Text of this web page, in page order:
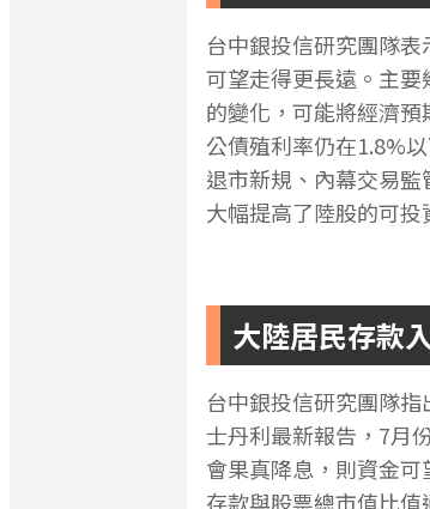
台中銀投信研究團隊
可望走得更長遠。主
的變化，可能將經濟
公債殖利率仍在1.8%
退市新規、內幕交易
大幅提高了陸股的可投
大陸居民存款
台中銀投信研究團隊
士丹利最新報告，7月
會果真降息，則資金
存款與股票總市值比